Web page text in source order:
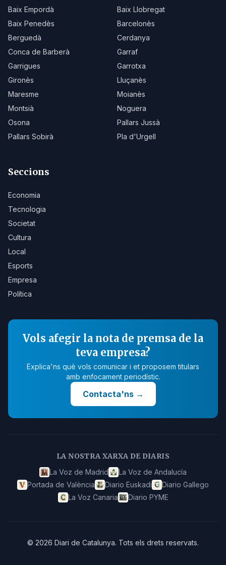
Baix Empordà
Baix Llobregat
Baix Penedès
Barcelonès
Berguedà
Cerdanya
Conca de Barberà
Garraf
Garrigues
Garrotxa
Gironès
Lluçanès
Maresme
Moianès
Montsià
Noguera
Osona
Pallars Jussà
Pallars Sobirà
Pla d'Urgell
Seccions
Economia
Tecnologia
Societat
Cultura
Local
Esports
Empresa
Política
Vols afegir la nota de premsa de la
teva empresa?
Explica'ns què vols comunicar i et proposem titulars
amb enfocament periodístic.
Contacta'ns→
LA NOSTRA XARXA DE DIARIS
La Voz de Madrid
La Voz de Andalucía
Portada de València
Diario Euskadi
Diario Gallego
La Voz Canaria
Diario PYME
© 2026 Diari de Catalunya. Tots els drets reservats.